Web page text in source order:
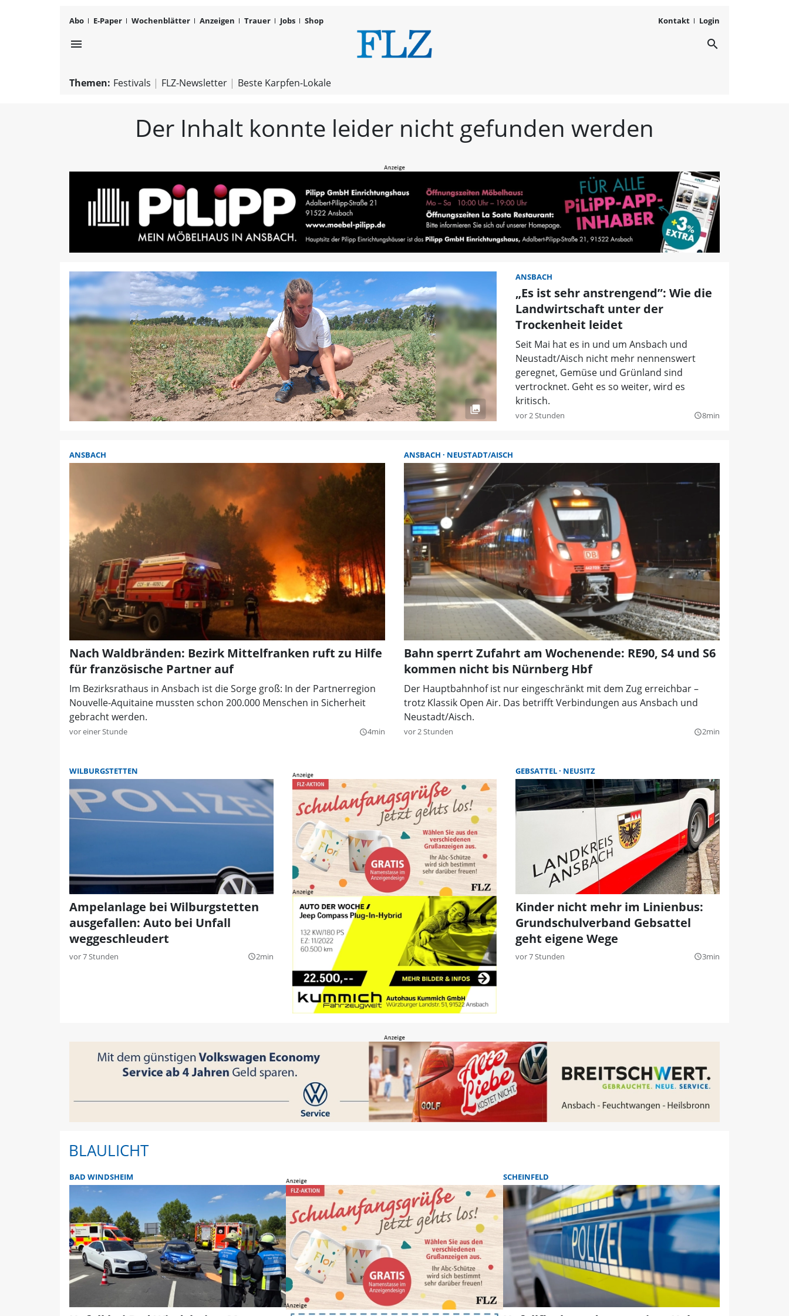
Abo E-Paper Wochenblätter Anzeigen Trauer Jobs Shop Kontakt Login
menu FLZ – Nachrichten aus search
Themen: Festivals FLZ-Newsletter Beste Karpfen-Lokale
Der Inhalt konnte leider nicht gefunden werden
ANSBACH
„Es ist sehr anstrengend”: Wie die
Landwirtschaft unter der
Trockenheit leidet
Seit Mai hat es in und um Ansbach und
Neustadt/Aisch nicht mehr nennenswert
geregnet, Gemüse und Grünland sind
vertrocknet. Geht es so weiter, wird es
kritisch.
vor 2 Stunden query_builder8min
ANSBACH
Nach Waldbränden: Bezirk Mittelfranken ruft zu Hilfe
für französische Partner auf
Im Bezirksrathaus in Ansbach ist die Sorge groß: In der Partnerregion
Nouvelle-Aquitaine mussten schon 200.000 Menschen in Sicherheit
gebracht werden.
vor einer Stunde query_builder4min
ANSBACH NEUSTADT/AISCH
Bahn sperrt Zufahrt am Wochenende: RE90, S4 und S6
kommen nicht bis Nürnberg Hbf
Der Hauptbahnhof ist nur eingeschränkt mit dem Zug erreichbar –
trotz Klassik Open Air. Das betrifft Verbindungen aus Ansbach und
Neustadt/Aisch.
vor 2 Stunden query_builder2min
WILBURGSTETTEN
Ampelanlage bei Wilburgstetten
ausgefallen: Auto bei Unfall
weggeschleudert
vor 7 Stunden query_builder2min
GEBSATTEL NEUSITZ
Kinder nicht mehr im Linienbus:
Grundschulverband Gebsattel
geht eigene Wege
vor 7 Stunden query_builder3min
BLAULICHT
BAD WINDSHEIM SCHEINFELD